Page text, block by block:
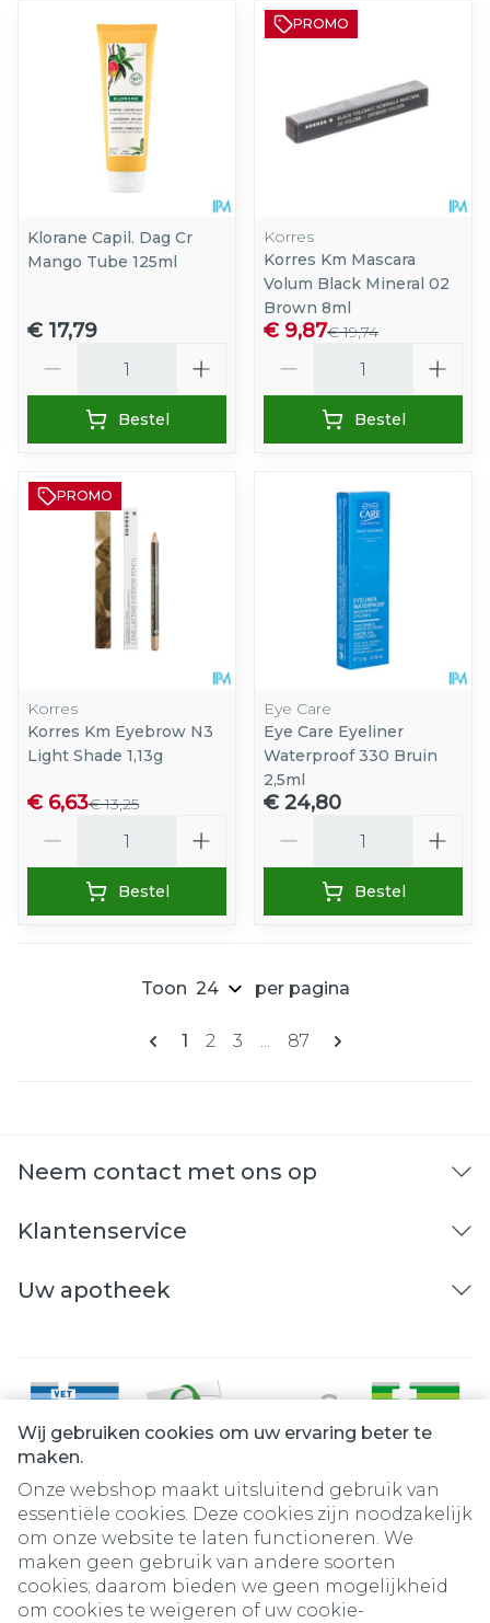
Wij gebruiken cookies om uw ervaring beter te
maken.
Onze webshop maakt uitsluitend gebruik van
essentiële cookies. Deze cookies zijn noodzakelijk
om onze website te laten functioneren. We
maken geen gebruik van andere soorten
cookies; daarom bieden we geen mogelijkheid
om cookies te weigeren of uw cookie-
Klorane Capil. Dag Cr
Mango Tube 125ml
€ 17,79
Bestel
PROMO
Korres
Korres Km Mascara
Volum Black Mineral 02
Brown 8ml
€ 19,74
€ 9,87
Bestel
PROMO
Korres
Korres Km Eyebrow N3
Light Shade 1,13g
€ 13,25
€ 6,63
Bestel
Eye Care
Eye Care Eyeliner
Waterproof 330 Bruin
2,5ml
€ 24,80
Bestel
Pagina's
U lees momenteel pagina
1 Pagina
2 Pagina
3 ... Pagina
87
Toon per pagina
Neem contact met ons op
Klantenservice
Uw apotheek
Juridische links